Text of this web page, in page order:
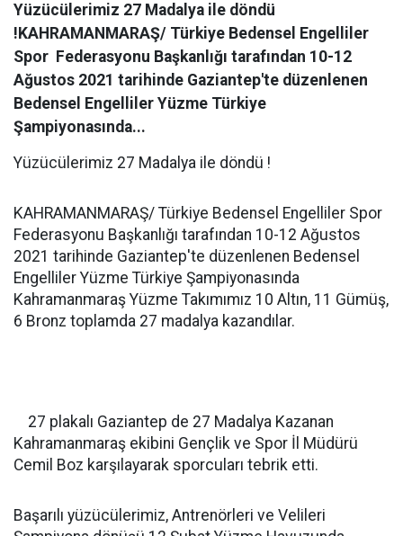
Yüzücülerimiz 27 Madalya ile döndü
!KAHRAMANMARAŞ/ Türkiye Bedensel Engelliler
Spor Federasyonu Başkanlığı tarafından 10-12
Ağustos 2021 tarihinde Gaziantep'te düzenlenen
Bedensel Engelliler Yüzme Türkiye
Şampiyonasında...
Yüzücülerimiz 27 Madalya ile döndü !
KAHRAMANMARAŞ/ Türkiye Bedensel Engelliler Spor
Federasyonu Başkanlığı tarafından 10-12 Ağustos
2021 tarihinde Gaziantep'te düzenlenen Bedensel
Engelliler Yüzme Türkiye Şampiyonasında
Kahramanmaraş Yüzme Takımımız 10 Altın, 11 Gümüş,
6 Bronz toplamda 27 madalya kazandılar.
27 plakalı Gaziantep de 27 Madalya Kazanan
Kahramanmaraş ekibini Gençlik ve Spor İl Müdürü
Cemil Boz karşılayarak sporcuları tebrik etti.
Başarılı yüzücülerimiz, Antrenörleri ve Velileri